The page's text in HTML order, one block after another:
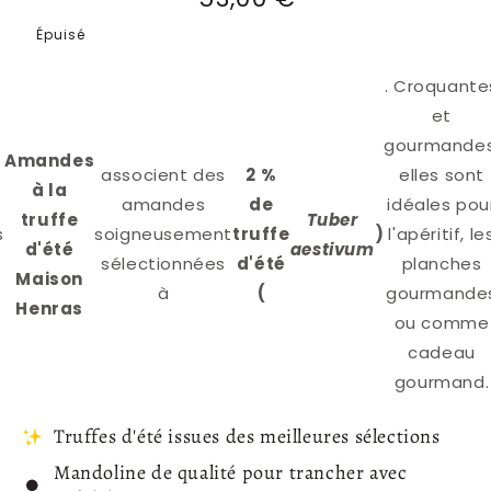
Épuisé
Amandes
à la
truffe
d'été
Maison
Henras
associent des
amandes
soigneusement
sélectionnées
à
2 %
de
truffe
d'été
(
Tuber
aestivum
)
.
et
elles sont
idéales
l'apéritif,
planches
ou comme
cadeau
gourmand.
Truffes d'été issues des meilleures sélections
Mandoline de qualité pour trancher avec